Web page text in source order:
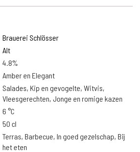
Brauerei Schlösser
Alt
4.8%
Amber en Elegant
Salades, Kip en gevogelte, Witvis,
Vleesgerechten, Jonge en romige kazen
6 °C
50 cl
Terras, Barbecue, In goed gezelschap, Bij
het eten